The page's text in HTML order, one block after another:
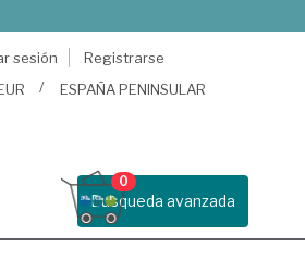
sesión
Registrarse
ESPAÑA PENINSULAR
Busqueda avanzada
0